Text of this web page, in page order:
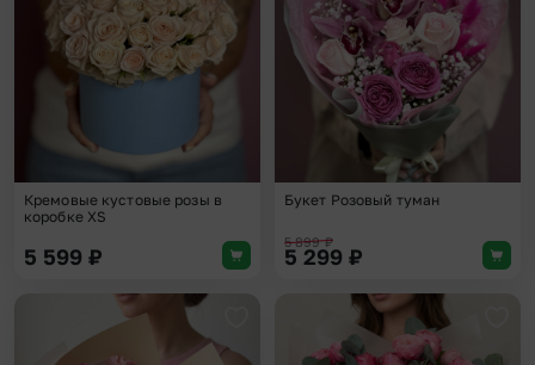
Кремовые кустовые розы в
коробке XS
5 599 ₽
Букет Розовый туман
5 899₽
5 299 ₽
Добавить в избранное